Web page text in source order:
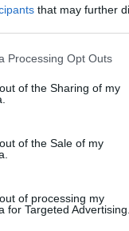
that may further
Processing Opt Outs
of the Sharing of my
of the Sale of my
of processing my
for Targeted Advertising.
07., péntek